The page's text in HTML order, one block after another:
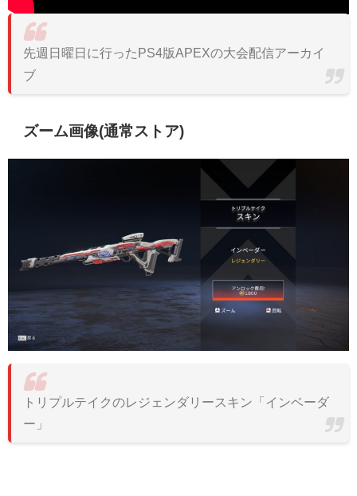
先週日曜日に行ったPS4版APEXの大会配信アーカイ
ブ
ズーム画像(通常ストア)
トリプルテイクのレジェンダリースキン「インベーダ
ー」